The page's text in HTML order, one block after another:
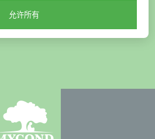
允许所有